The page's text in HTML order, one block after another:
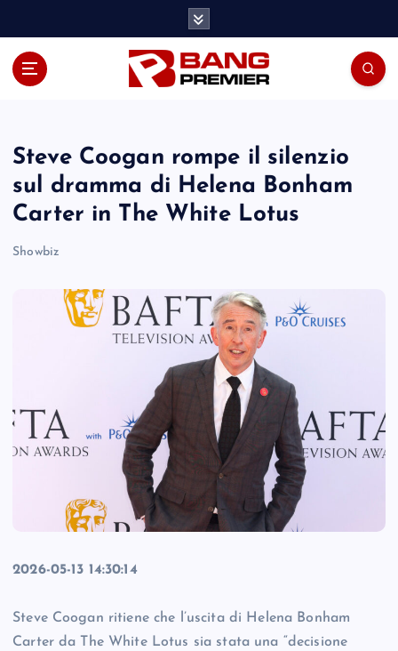
Steve Coogan rompe il silenzio
sul dramma di Helena Bonham
Carter in The White Lotus
Showbiz
2026-05-13 14:30:14
Steve Coogan ritiene che l’uscita di Helena Bonham
Carter da The White Lotus sia stata una “decisione